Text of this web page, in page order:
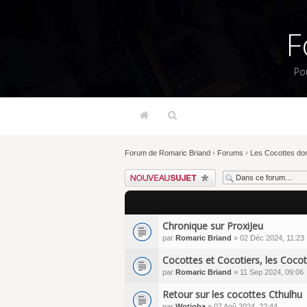
Forum de Romaric Briand › Forums › Les Cocottes
Écrire un nouveau sujet
Chronique sur ProxiJeu
par Romaric Briand » 02 Déc 2024, 11:23
Cocottes et Cocotiers, les
par Romaric Briand » 11 Sep 2024, 09:06
Retour sur les cocottes Cthulhu